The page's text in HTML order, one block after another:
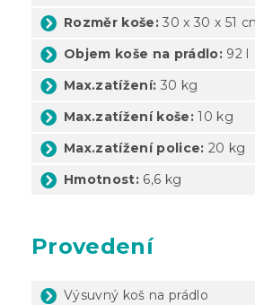
Rozměr koše: 30 x 30 x 51
Objem koše na prádlo: 92 l
Max.zatížení: 30 kg
Max.zatížení koše: 10 kg
Max.zatížení police: 20 kg
Hmotnost: 6,6 kg
Provedení
Výsuvný koš na prádlo